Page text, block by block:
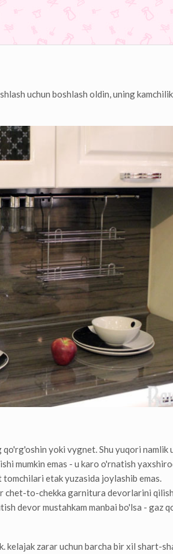
uchun boshlash oldin, uning
yoki vygnet. Shu yuqori namlik
mumkin emas - u karo o'rnatish
etak yuzasida joylashib emas.
chet-to-chekka garnitura devorlarini
devor mustahkam manbai bo'lsa - gaz
kelajak zarar uchun barcha bir xil shart-